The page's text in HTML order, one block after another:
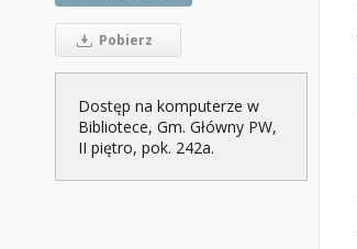
Pobierz
Dostęp na komputerze w
Bibliotece, Gm. Główny PW,
II piętro, pok. 242a.